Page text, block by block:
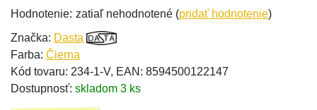
Hodnotenie: zatiaľ nehodnotené (pridať hodnotenie)
Značka: Dasta
Farba: Čierna
Kód tovaru: 234-1-V, EAN: 8594500122147
Dostupnosť: skladom 3 ks